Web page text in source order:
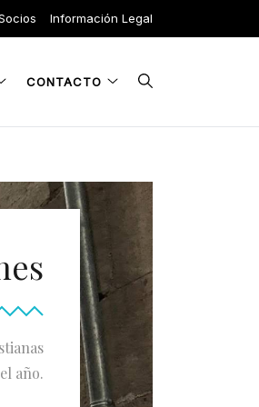
Información Legal
CONTACTO
año.